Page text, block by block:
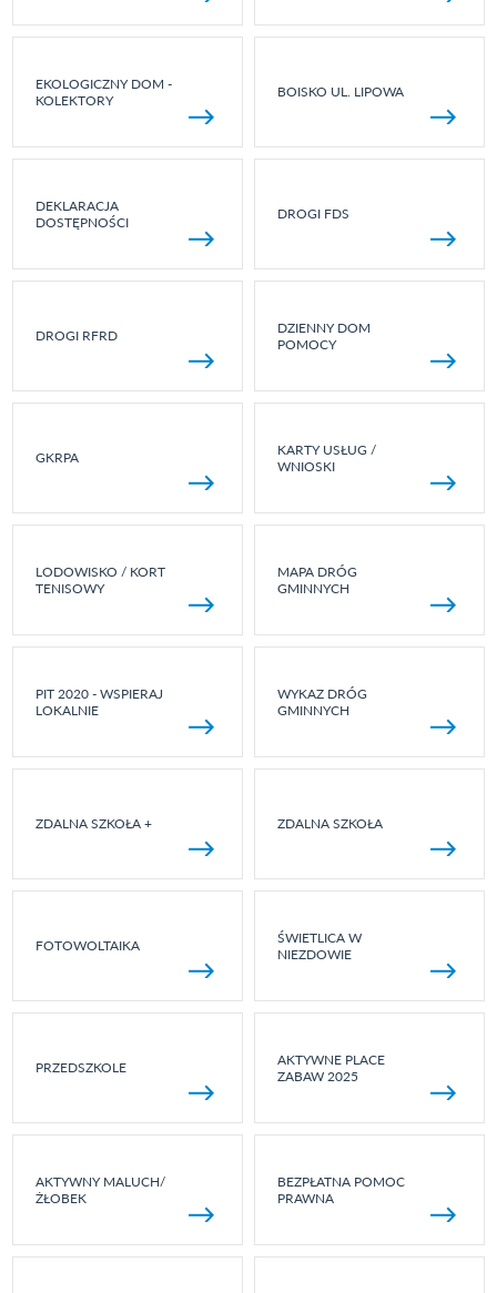
EKOLOGICZNY DOM -
KOLEKTORY
BOISKO UL. LIPOWA
DEKLARACJA
DOSTĘPNOŚCI
DROGI FDS
DROGI RFRD
DZIENNY DOM
POMOCY
GKRPA
KARTY USŁUG /
WNIOSKI
LODOWISKO / KORT
TENISOWY
MAPA DRÓG
GMINNYCH
PIT 2020 - WSPIERAJ
LOKALNIE
WYKAZ DRÓG
GMINNYCH
ZDALNA SZKOŁA + ZDALNA SZKOŁA
FOTOWOLTAIKA
ŚWIETLICA W
NIEZDOWIE
PRZEDSZKOLE
AKTYWNE PLACE
ZABAW 2025
AKTYWNY MALUCH/
ŻŁOBEK
BEZPŁATNA POMOC
PRAWNA